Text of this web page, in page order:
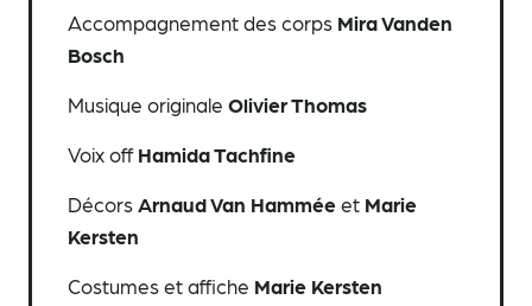
Accompagnement des corps Mira Vanden
Bosch
Musique originale Olivier Thomas
Voix off Hamida Tachfine
Décors Arnaud Van Hammée et Marie
Kersten
Costumes et affiche Marie Kersten